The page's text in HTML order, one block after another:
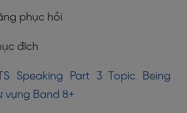
phục hồi
đích
Speaking Part 3 Topic Being
vựng Band 8+